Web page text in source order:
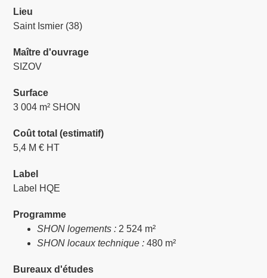
Lieu
Saint Ismier (38)
Maître d'ouvrage
SIZOV
Surface
3 004 m² SHON
Coût total (estimatif)
5,4 M € HT
Label
Label HQE
Programme
SHON logements : 2 524 m²
SHON locaux technique :480 m²
Bureaux d'études